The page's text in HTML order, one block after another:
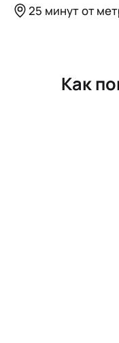
25 минут от
Как